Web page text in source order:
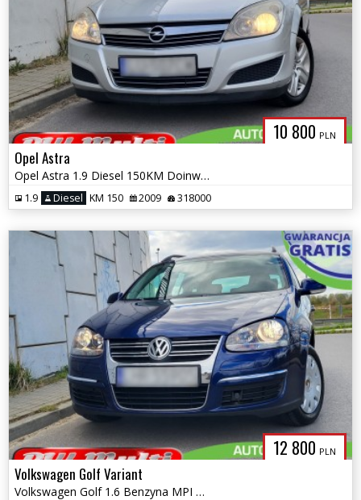
10 800 PLN
Opel Astra
Opel Astra 1.9 Diesel 150KM Doinwestowany ZAMIANA GWARANCJA!
1.9 Diesel KM 150 2009 318000
12 800 PLN
Volkswagen Golf Variant
Volkswagen Golf 1.6 Benzyna MPI + LPG 2xParktronic ZAMIANA GWARANCJA!